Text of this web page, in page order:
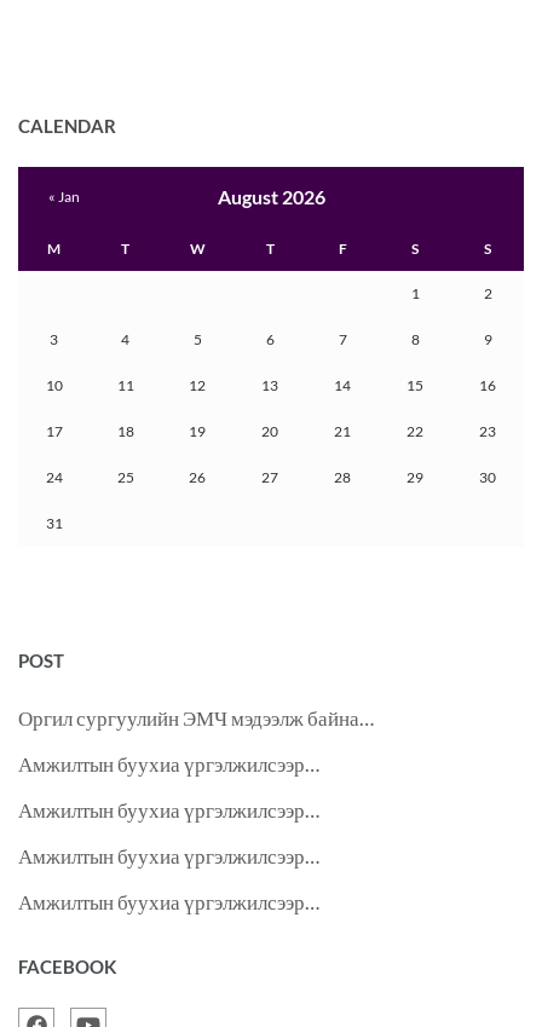
CALENDAR
August 2026
M T W T F S S
1 2
3 4 5 6 7 8 9
10 11 12 13 14 15 16
17 18 19 20 21 22 23
24 25 26 27 28 29 30
31
« Jan
POST
Оргил сургуулийн ЭМЧ мэдээлж байна…
Амжилтын буухиа үргэлжилсээр…
Амжилтын буухиа үргэлжилсээр…
Амжилтын буухиа үргэлжилсээр…
Амжилтын буухиа үргэлжилсээр…
FACEBOOK